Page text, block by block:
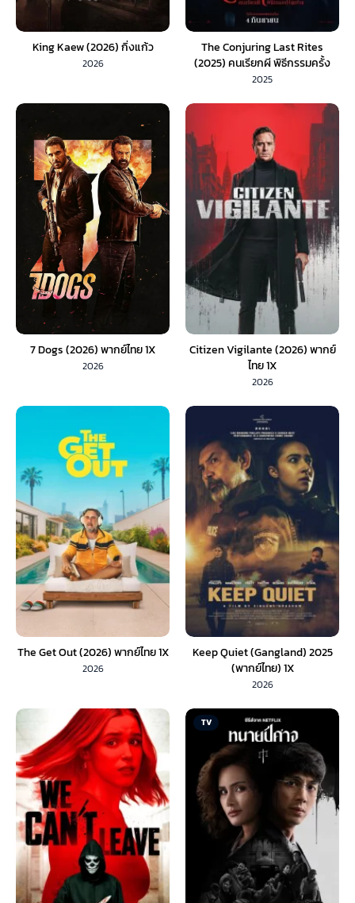
King Kaew (2026) กิ่งแก้ว
2026
The Conjuring Last Rites
(2025) คนเรียกผี พิธีกรรมครั้ง
สุดท้าย (พากย์ไทย)
2025
7 Dogs (2026) พากย์ไทย 1X
2026
Citizen Vigilante (2026) พากย์
ไทย 1X
2026
The Get Out (2026) พากย์ไทย 1X
2026
Keep Quiet (Gangland) 2025
(พากย์ไทย) 1X
2026
TV